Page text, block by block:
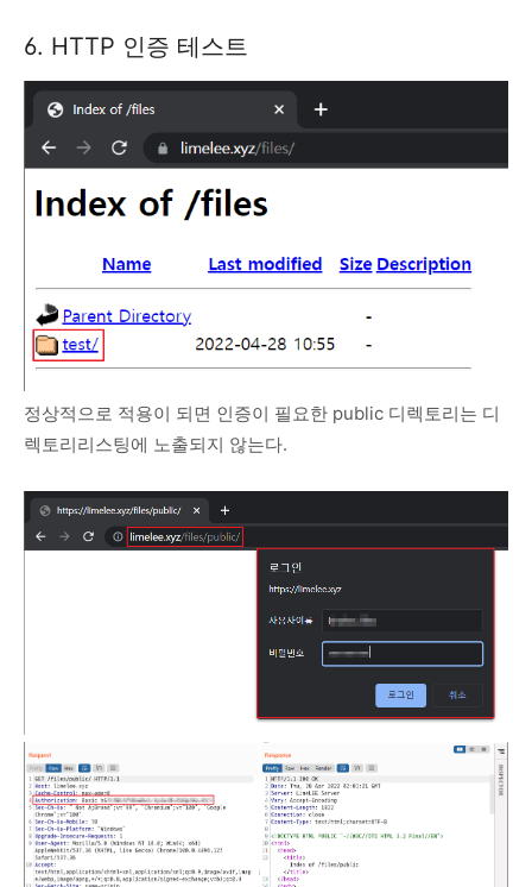
6. HTTP 인증 테스트
정상적으로 적용이 되면 인증이 필요한 public 디렉토리는 디
렉토리리스팅에 노출되지 않는다.